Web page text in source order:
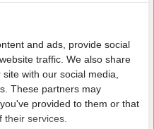
and ads, provide social
traffic. We also share
with our social media,
These partners may
provided to them or that
services.